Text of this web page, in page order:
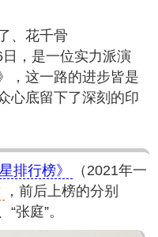
、花千骨
，是一位实力派演
，这一路的进步皆是
心底留下了深刻的印
排行榜》
（2021年一
，前后上榜的分别
“张庭”。